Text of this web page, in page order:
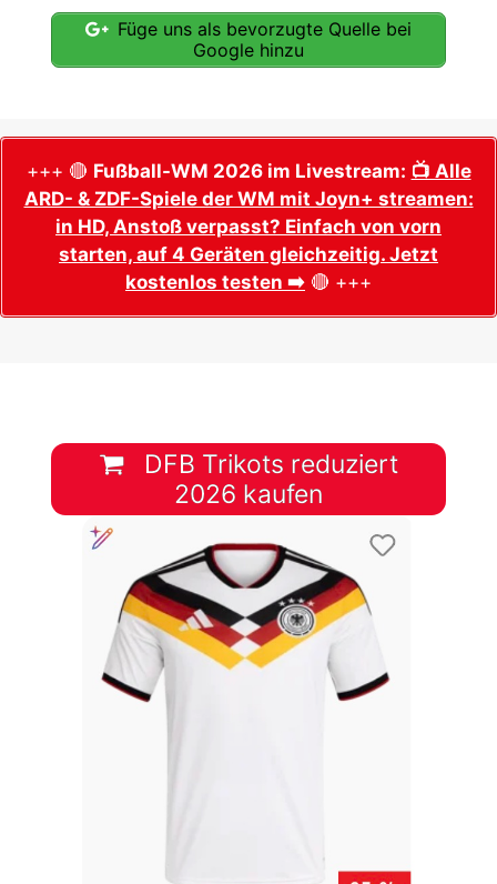
Füge uns als bevorzugte Quelle bei
Google hinzu
+++ 🔴 Fußball-WM 2026 im Livestream: 📺 Alle
ARD- & ZDF-Spiele der WM mit Joyn+ streamen:
in HD, Anstoß verpasst? Einfach von vorn
starten, auf 4 Geräten gleichzeitig. Jetzt
kostenlos testen ➡️ 🔴 +++
DFB Trikots reduziert
2026 kaufen